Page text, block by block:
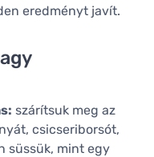
eredményt javít.
szárítsuk meg az
csicseriborsót,
süssük, mint egy